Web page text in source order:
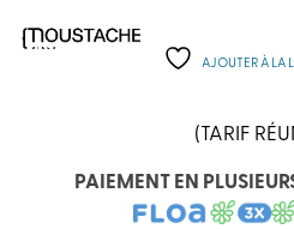
AJOUTER À LA
(TARIF
PAIEMENT EN